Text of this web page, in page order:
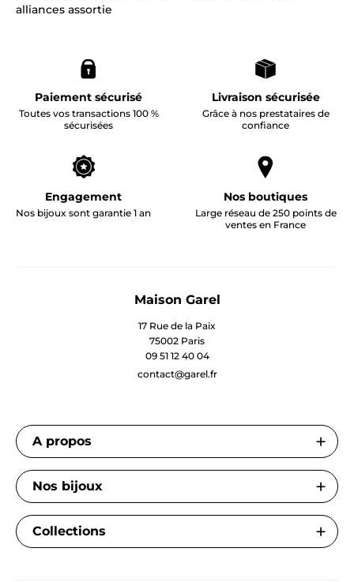
alliances assortie
Paiement sécurisé
Toutes vos transactions 100 %
sécurisées
Livraison sécurisée
Grâce à nos prestataires de
confiance
Engagement
Nos bijoux sont garantie 1 an
Nos boutiques
Large réseau de 250 points de
ventes en France
Maison Garel
17 Rue de la Paix
75002 Paris
09 51 12 40 04
contact@garel.fr
A propos
Nos bijoux
Collections